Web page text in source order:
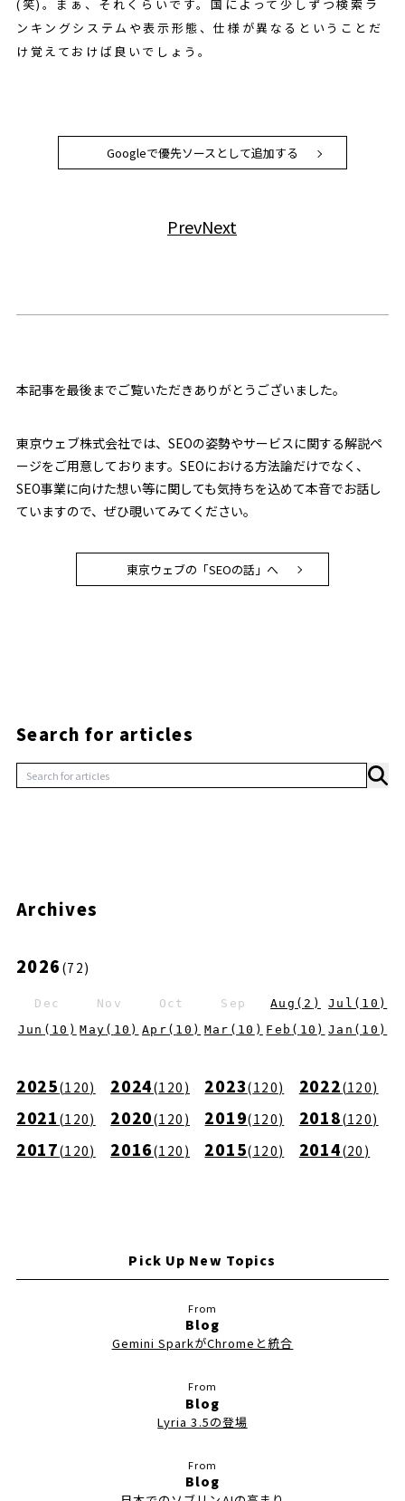
(笑)。まぁ、それくらいです。国によって少しずつ検索ラ
ンキングシステムや表示形態、仕様が異なるということだ
け覚えておけば良いでしょう。
Googleで優先ソースとして追加する
PrevNext
本記事を最後までご覧いただきありがとうございました。
東京ウェブ株式会社では、SEOの姿勢やサービスに関する解説ペ
ージをご用意しております。SEOにおける方法論だけでなく、
SEO事業に向けた想い等に関しても気持ちを込めて本音でお話し
ていますので、ぜひ覗いてみてください。
東京ウェブの「SEOの話」へ
Search for articles
Archives
2026 (72)
Dec Nov Oct Sep Aug ( 2 ) Jul ( 10 )
Jun ( 10 ) May ( 10 ) Apr ( 10 ) Mar ( 10 ) Feb ( 10 ) Jan ( 10 )
2025(120) 2024(120 ) 2023(120) 2022(120)
2021 (120) 2020(120 ) 2019(120) 2018(120)
2017(120) 2016(120 ) 2015(120) 2014(20 )
Pick Up New Topics
Blog
Gemini SparkがChromeと統合
Blog
Lyria 3.5の登場
Blog